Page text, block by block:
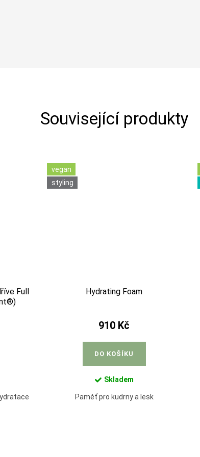
Související produkty
Full
vegan
styling
Hydrating Foam
910 Kč
DO KOŠÍKU
Skladem
Paměť pro kudrny a lesk